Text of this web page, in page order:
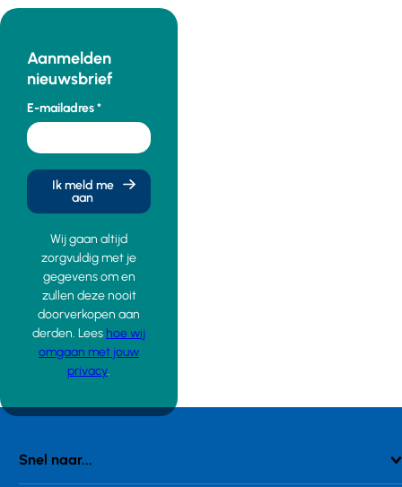
Aanmelden
nieuwsbrief
E-mailadres
Ik meld me
aan
Wij gaan altijd
zorgvuldig met je
gegevens om en
zullen deze nooit
doorverkopen aan
derden. Lees hoe wij
omgaan met jouw
privacy.
Snel naar...